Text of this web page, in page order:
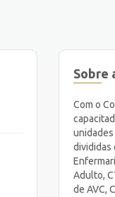
Sobre
Com o
divididas
Adulto,
de AVC,